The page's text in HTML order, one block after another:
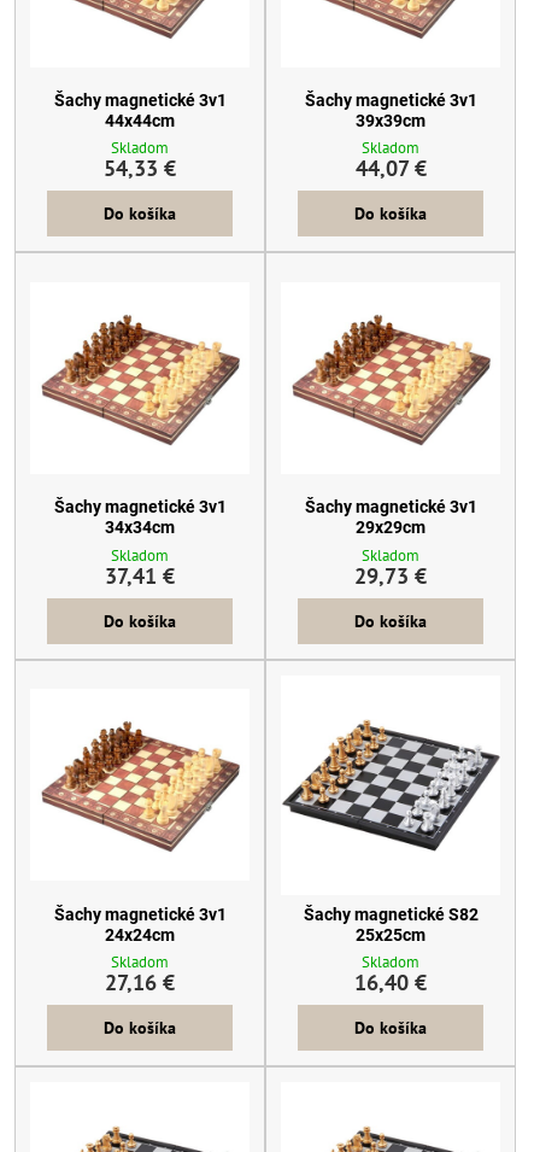
Šachy magnetické 3v1
44x44cm
Skladom
54,33 €
Do košíka
Šachy magnetické 3v1
39x39cm
Skladom
44,07 €
Do košíka
Šachy magnetické 3v1
34x34cm
Skladom
37,41 €
Do košíka
Šachy magnetické 3v1
29x29cm
Skladom
29,73 €
Do košíka
Šachy magnetické 3v1
24x24cm
Skladom
27,16 €
Do košíka
Šachy magnetické S82
25x25cm
Skladom
16,40 €
Do košíka